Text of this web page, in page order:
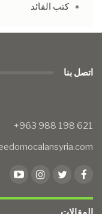
كتب القائد
اتصل بنا